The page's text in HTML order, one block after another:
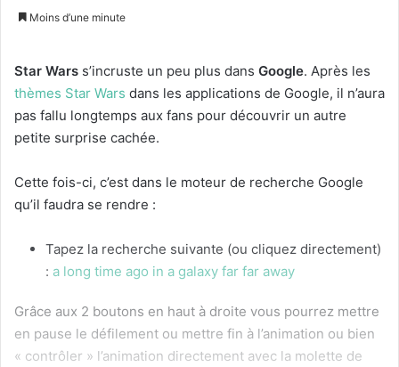
Moins d’une minute
Star Wars s’incruste un peu plus dans Google. Après les
thèmes Star Wars dans les applications de Google, il n’aura
pas fallu longtemps aux fans pour découvrir un autre
petite surprise cachée.
Cette fois-ci, c’est dans le moteur de recherche Google
qu’il faudra se rendre :
Tapez la recherche suivante (ou cliquez directement)
: a long time ago in a galaxy far far away
Grâce aux 2 boutons en haut à droite vous pourrez mettre
en pause le défilement ou mettre fin à l’animation ou bien
« contrôler » l’animation directement avec la molette de